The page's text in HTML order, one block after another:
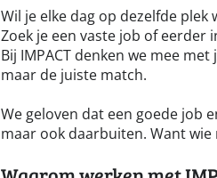
Wil je elke dag op dezelfde
Zoek je een vaste job of eerder
Bij IMPACT denken we mee
maar de juiste match.
We geloven dat een goede job
maar ook daarbuiten. Want